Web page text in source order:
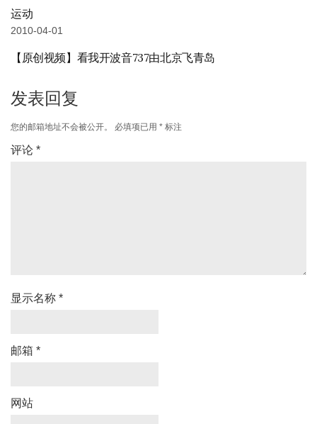
运动
2010-04-01
【原创视频】看我开波音737由北京飞青岛
发表回复
您的邮箱地址不会被公开。 必填项已用 * 标注
评论 *
显示名称 *
邮箱 *
网站